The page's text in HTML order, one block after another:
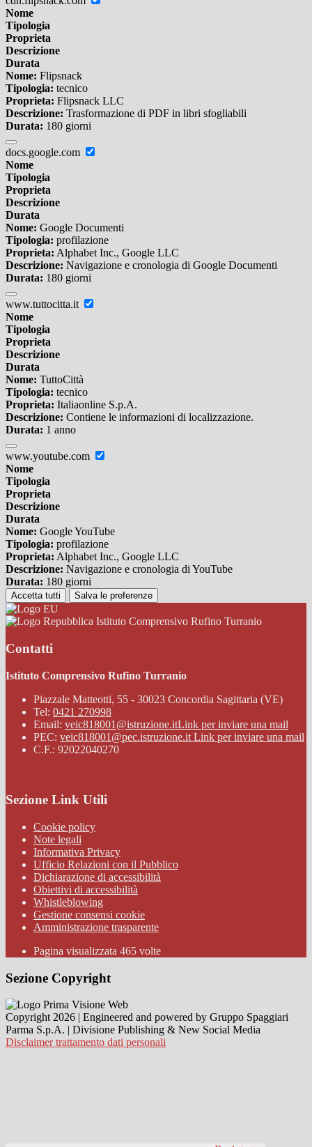
Nome
Tipologia
Proprieta
Descrizione
Durata
Nome: Flipsnack
Tipologia: tecnico
Proprieta: Flipsnack LLC
Descrizione: Trasformazione di PDF in libri sfogliabili
Durata: 180 giorni
docs.google.com
Nome
Tipologia
Proprieta
Descrizione
Durata
Nome: Google Documenti
Tipologia: profilazione
Proprieta: Alphabet Inc., Google LLC
Descrizione: Navigazione e cronologia di Google Documenti
Durata: 180 giorni
www.tuttocitta.it
Nome
Tipologia
Proprieta
Descrizione
Durata
Nome: TuttoCittà
Tipologia: tecnico
Proprieta: Italiaonline S.p.A.
Descrizione: Contiene le informazioni di localizzazione.
Durata: 1 anno
www.youtube.com
Nome
Tipologia
Proprieta
Descrizione
Durata
Nome: Google YouTube
Tipologia: profilazione
Proprieta: Alphabet Inc., Google LLC
Descrizione: Navigazione e cronologia di YouTube
Durata: 180 giorni
Accetta tutti Salva le preferenze
Istituto Comprensivo Rufino Turranio
Contatti
Istituto Comprensivo Rufino Turranio
Piazzale Matteotti, 55 - 30023 Concordia Sagittaria (VE)
Tel: 0421 270998
Email: veic818001@istruzione.itLink per inviare una mail
PEC: veic818001@pec.istruzione.it Link per inviare una mail
C.F.: 92022040270
Sezione Link Utili
Cookie policy
Note legali
Informativa Privacy
Ufficio Relazioni con il Pubblico
Dichiarazione di accessibilità
Obiettivi di accessibilità
Whistleblowing
Gestione consensi cookie
Amministrazione trasparente
Pagina visualizzata 465 volte
Sezione Copyright
Copyright 2026 | Engineered and powered by Gruppo Spaggiari
Parma S.p.A. | Divisione Publishing & New Social Media
Disclaimer trattamento dati personali